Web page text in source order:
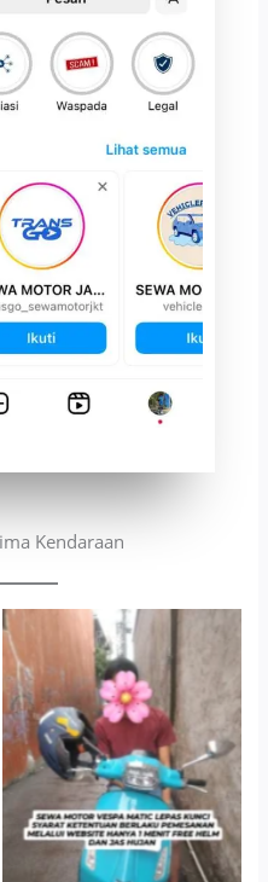
Kendaraan
Antar Jemput Kendaraan